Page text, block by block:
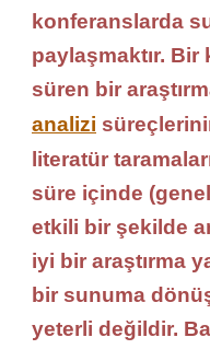
konferanslarda
paylaşmaktır.
süren bir
analizi
literatür
süre içinde
etkili bir şekilde
iyi bir araştırma
bir sunuma
yeterli değildir.